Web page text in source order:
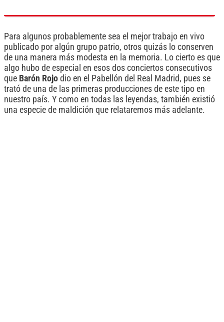
Para algunos probablemente sea el mejor trabajo en vivo
publicado por algún grupo patrio, otros quizás lo conserven
de una manera más modesta en la memoria. Lo cierto es que
algo hubo de especial en esos dos conciertos consecutivos
que Barón Rojo dio en el Pabellón del Real Madrid, pues se
trató de una de las primeras producciones de este tipo en
nuestro país. Y como en todas las leyendas, también existió
una especie de maldición que relataremos más adelante.